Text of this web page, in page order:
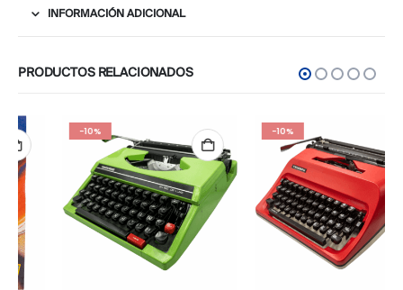
INFORMACIÓN ADICIONAL
PRODUCTOS RELACIONADOS